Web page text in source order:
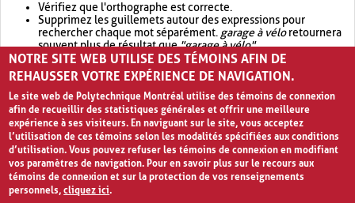
Vérifiez que l'orthographe est correcte.
Supprimez les guillemets autour des expressions pour
rechercher chaque mot séparément. garage à véloretournera
souvent plus de résultat que"garage à vélo".
Envisagez d'élargir votre recherche avec OR.garage OR vélo
retournera souvent plus de résultat quegarage à vélo
NOTRE SITE WEB UTILISE DES TÉMOINS AFIN DE
REHAUSSER VOTRE EXPÉRIENCE DE NAVIGATION.
Le site web de Polytechnique Montréal utilise des témoins de connexion
afin de recueillir des statistiques générales et offrir une meilleure
expérience à ses visiteurs. En naviguant sur le site, vous acceptez
l’utilisation de ces témoins selon les modalités spécifiées aux conditions
d’utilisation. Vous pouvez refuser les témoins de connexion en modifiant
vos paramètres de navigation. Pour en savoir plus sur le recours aux
témoins de connexion et sur la protection de vos renseignements
personnels,cliquez ici.